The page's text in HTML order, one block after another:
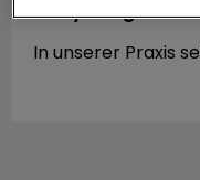
Emily Wagner
In unserer Praxis